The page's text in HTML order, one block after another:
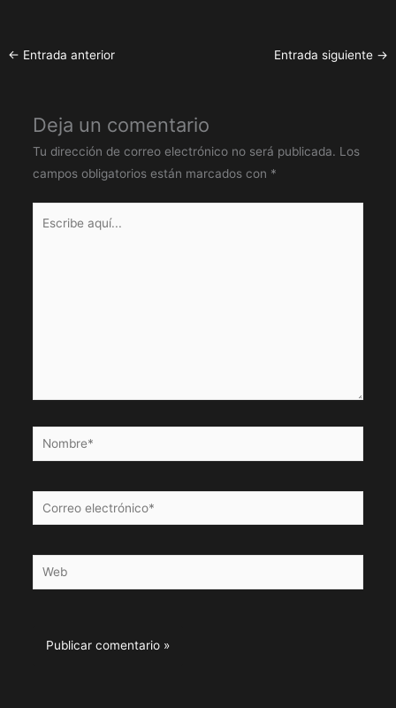
← Entrada anterior Entrada siguiente →
Deja un comentario
Tu dirección de correo electrónico no será publicada. Los
campos obligatorios están marcados con *
Nombre*
Correo
electrónico*
Web